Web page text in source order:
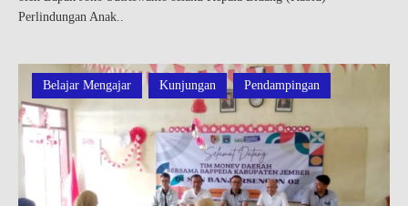
Perlindungan Anak..
Belajar Mengajar Kunjungan Pendampingan